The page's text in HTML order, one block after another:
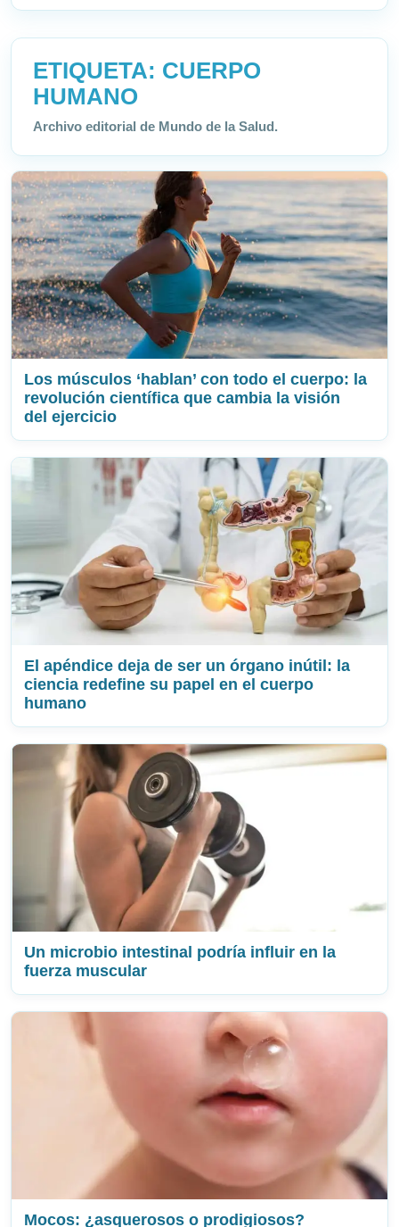
ETIQUETA: CUERPO
HUMANO
Archivo editorial de Mundo de la Salud.
Los músculos ‘hablan’ con todo el cuerpo: la
revolución científica que cambia la visión
del ejercicio
El apéndice deja de ser un órgano inútil: la
ciencia redefine su papel en el cuerpo
humano
Un microbio intestinal podría influir en la
fuerza muscular
Mocos: ¿asquerosos o prodigiosos?